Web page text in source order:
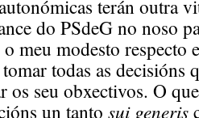
terán outra
do PSdeG no noso
meu modesto respecto
todas as decisións
seu obxectivos. O
un tanto sui generis